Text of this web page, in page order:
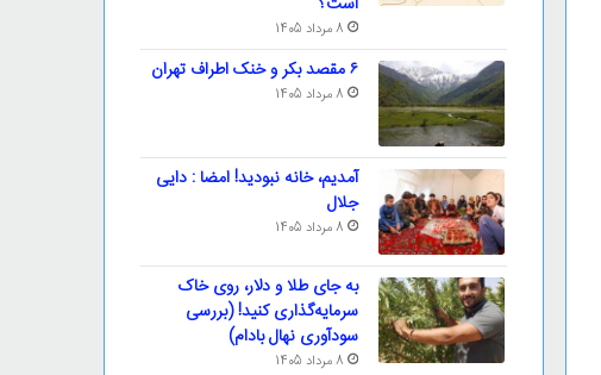
8 مرداد 1405
۶ مقصد بکر و خنک اطراف تهران
8 مرداد 1405
آمدیم، خانه نبودید! امضا : دایی
جلال
8 مرداد 1405
به جای طلا و دلار، روی خاک
سرمایه‌گذاری کنید! (بررسی
سودآوری نهال بادام)
8 مرداد 1405